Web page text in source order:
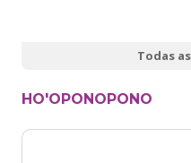
Todas
HO'OPONOPONO